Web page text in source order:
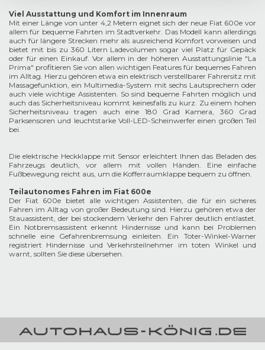
Viel Ausstattung und Komfort im Innenraum
Mit einer Länge von unter 4,2 Metern eignet sich der neue Fiat 600e vor
allem für bequeme Fahrten im Stadtverkehr. Das Modell kann allerdings
auch für längere Strecken mehr als ausreichend Komfort vorweisen und
bietet mit bis zu 360 Litern Ladevolumen sogar viel Platz für Gepäck
oder für einen Einkauf. Vor allem in der höheren Ausstattungslinie "La
Prima" profitieren Sie von allen wichtigen Features für bequemes Fahren
im Alltag. Hierzu gehören etwa ein elektrisch verstellbarer Fahrersitz mit
Massagefunktion, ein Multimedia-System mit sechs Lautsprechern oder
auch viele wichtige Assistenten. So sind bequeme Fahrten möglich und
auch das Sicherheitsniveau kommt keinesfalls zu kurz. Zu einem hohen
Sicherheitsniveau tragen auch eine 180 Grad Kamera, 360 Grad
Parksensoren und leuchtstarke Voll-LED-Scheinwerfer einen großen Teil
bei.
Die elektrische Heckklappe mit Sensor erleichtert Ihnen das Beladen des
Fahrzeugs deutlich, vor allem mit vollen Händen. Eine einfache
Fußbewegung reicht aus, um die Kofferraumklappe bequem zu öffnen.
Teilautonomes Fahren im Fiat 600e
Der Fiat 600e bietet alle wichtigen Assistenten, die für ein sicheres
Fahren im Alltag von großer Bedeutung sind. Hierzu gehören etwa der
Stauassistent, der bei stockendem Verkehr den Fahrer deutlich entlastet.
Ein Notbremsassistent erkennt Hindernisse und kann bei Problemen
schnelle eine Gefahrenbremsung einleiten. Ein Toter-Winkel-Warner
registriert Hindernisse und Verkehrsteilnehmer im toten Winkel und
warnt, sollten Sie diese übersehen.